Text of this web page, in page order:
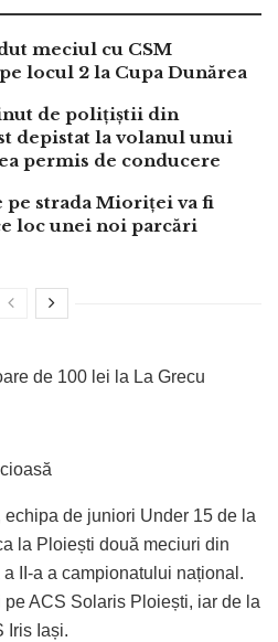
meciul cu CSM
locul 2 la Cupa Dunărea
de polițiștii din
depistat la volanul unui
permis de conducere
pe strada Mioriței va fi
loc unei noi parcări
de 100 lei la La Grecu
echipa de juniori Under 15 de la
la Ploiești două meciuri din
II-a a campionatului național.
ACS Solaris Ploiești, iar de la
Iris Iași.